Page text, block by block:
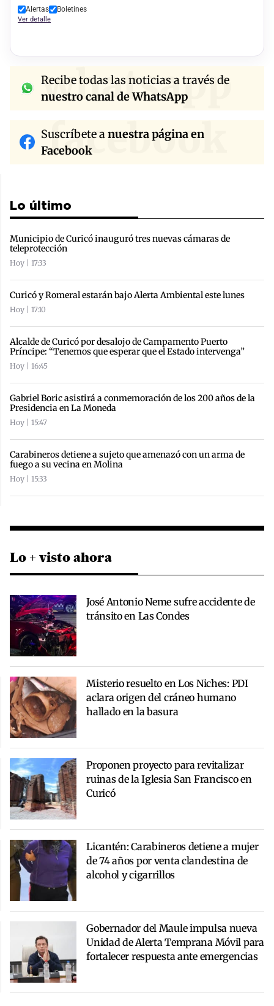
Alertas Boletines
Ver detalle
whatsapp
Recibe todas las noticias a través de
nuestro canal de WhatsApp
facebook
Suscríbete a nuestra página en
Facebook
Lo último
Municipio de Curicó inauguró tres nuevas cámaras de
teleprotección
Hoy | 17:33
Curicó y Romeral estarán bajo Alerta Ambiental este lunes
Hoy | 17:10
Alcalde de Curicó por desalojo de Campamento Puerto
Príncipe: “Tenemos que esperar que el Estado intervenga”
Hoy | 16:45
Gabriel Boric asistirá a conmemoración de los 200 años de la
Presidencia en La Moneda
Hoy | 15:47
Carabineros detiene a sujeto que amenazó con un arma de
fuego a su vecina en Molina
Hoy | 15:33
Lo + visto ahora
José Antonio Neme sufre accidente de
tránsito en Las Condes
Misterio resuelto en Los Niches: PDI
aclara origen del cráneo humano
hallado en la basura
Proponen proyecto para revitalizar
ruinas de la Iglesia San Francisco en
Curicó
Licantén: Carabineros detiene a mujer
de 74 años por venta clandestina de
alcohol y cigarrillos
Gobernador del Maule impulsa nueva
Unidad de Alerta Temprana Móvil para
fortalecer respuesta ante emergencias